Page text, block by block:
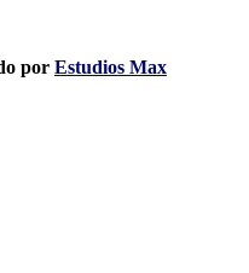
por Estudios Max